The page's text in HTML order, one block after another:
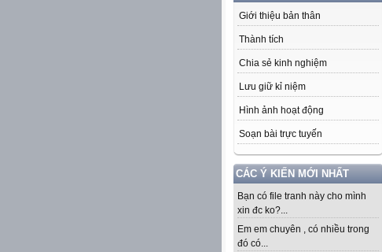
Giới thiệu bản thân
Thành tích
Chia sẻ kinh nghiệm
Lưu giữ kỉ niệm
Hình ảnh hoạt động
Soạn bài trực tuyến
CÁC Ý KIẾN MỚI NHẤT
Bạn có file tranh này cho mình
xin đc ko?...
Em em chuyên , có nhiều trong
đó có...